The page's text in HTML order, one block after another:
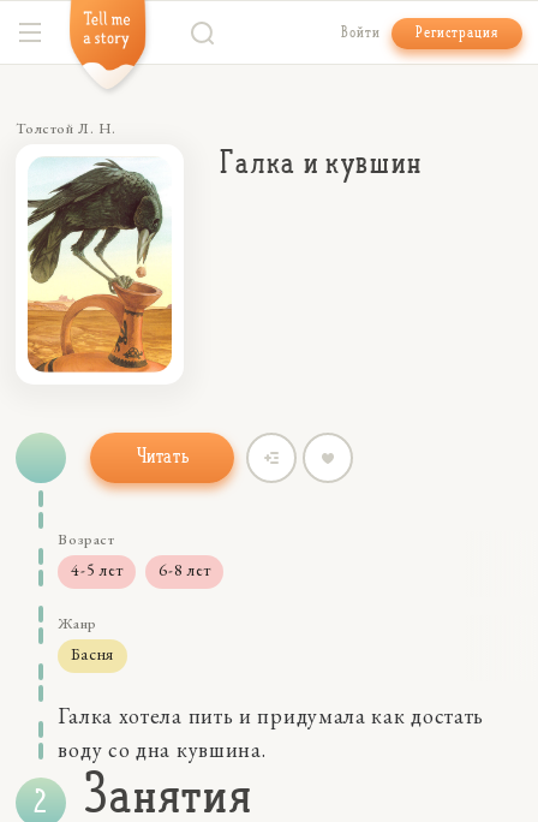
Войти Регистрация
Толстой Л. Н.
Галка и кувшин
Читать
Возраст
4-5 лет 6-8 лет
Жанр
Басня
0-5 мин
Навыки
восприятие
мышление
Галка хотела пить и придумала как достать
воду со дна кувшина.
Занятия